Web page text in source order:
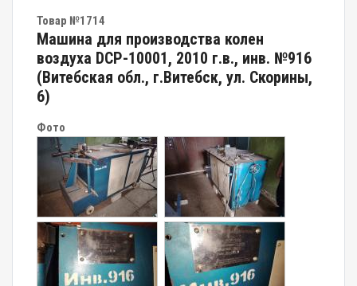
Товар №1714
Машина для производства колен
воздуха DCP-10001, 2010 г.в., инв. №916
(Витебская обл., г.Витебск, ул. Скорины,
6)
Фото